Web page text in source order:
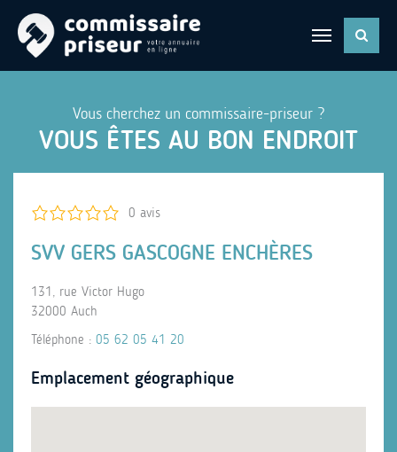
Vous cherchez un commissaire-priseur ?
VOUS ÊTES AU BON ENDROIT
0 avis
SVV GERS GASCOGNE ENCHÈRES
131, rue Victor Hugo
32000 Auch
Téléphone : 05 62 05 41 20
Emplacement géographique